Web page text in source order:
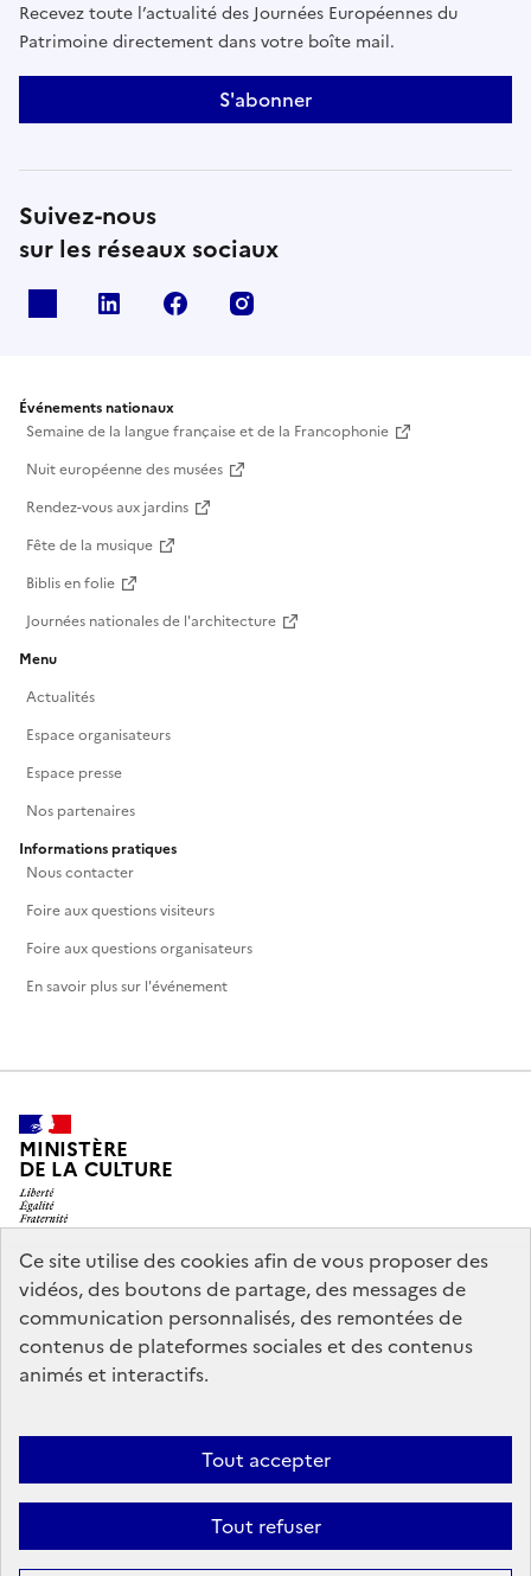
Ce site utilise des cookies afin de vous proposer des
vidéos, des boutons de partage, des messages de
communication personnalisés, des remontées de
contenus de plateformes sociales et des contenus
animés et interactifs.
Tout accepter
Tout refuser
Recevez toute l’actualité des Journées Européennes du
Patrimoine directement dans votre boîte mail.
S'abonner
Suivez-nous
sur les réseaux sociaux
Linkedin Facebook
Événements nationaux
Semaine de la langue française et de la Francophonie
Nuit européenne des musées
Rendez-vous aux jardins
Fête de la musique
Biblis en folie
Journées nationales de l'architecture
Menu
Actualités
Espace organisateurs
Espace presse
Nos partenaires
Informations pratiques
Nous contacter
Foire aux questions visiteurs
Foire aux questions organisateurs
En savoir plus sur l'événement
MINISTÈRE
DE LA CULTURE
legifrance.gouv.fr
info.gouv.fr
service-public.gouv.fr
data.gouv.fr
Mentions légales
conforme
Politique d’utilisation des témoins de connexion